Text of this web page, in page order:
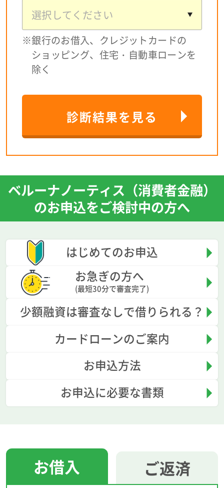
× 閉じる
※銀行のお借入、クレジットカードの
ショッピング、住宅・自動車ローンを
除く
診断結果を見る
ベルーナノーティス（消費者金融）
のお申込をご検討中の方へ
はじめてのお申込
お急ぎの方へ
(最短30分で審査完了)
少額融資は審査なしで借りられる？
カードローンのご案内
お申込方法
お申込に必要な書類
お借入 ご返済